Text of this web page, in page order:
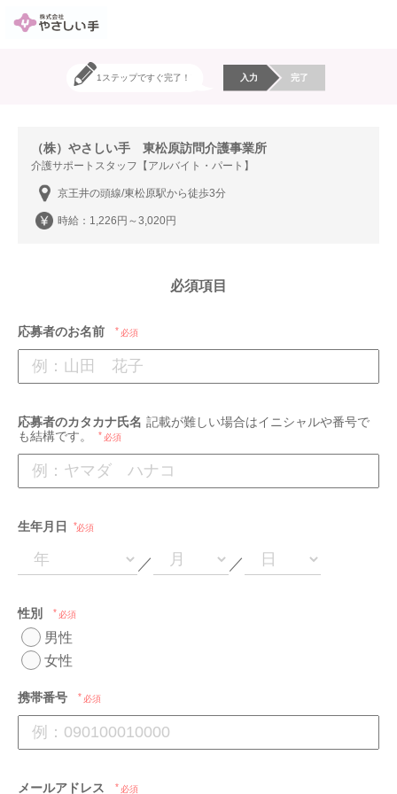
1ステップですぐ完了！ 入力 完了
（株）やさしい手 東松原訪問介護事業所
介護サポートスタッフ【アルバイト・パート】
京王井の頭線/東松原駅から徒歩3分
時給：1,226円～3,020円
必須項目
応募者のお名前 必須
応募者のカタカナ氏名 記載が難しい場合はイニシャルや番号で
も結構です。
必須
生年月日 必須
／ ／
性別 必須
男性
女性
携帯番号 必須
メールアドレス 必須